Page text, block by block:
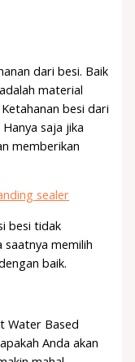
dari besi. Baik
material
besi dari
saja jika
memberikan
besi tidak
saatnya memilih
baik.
Anda akan